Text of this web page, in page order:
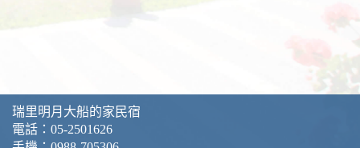
瑞里明月大船的家民宿
電話： 05-2501626